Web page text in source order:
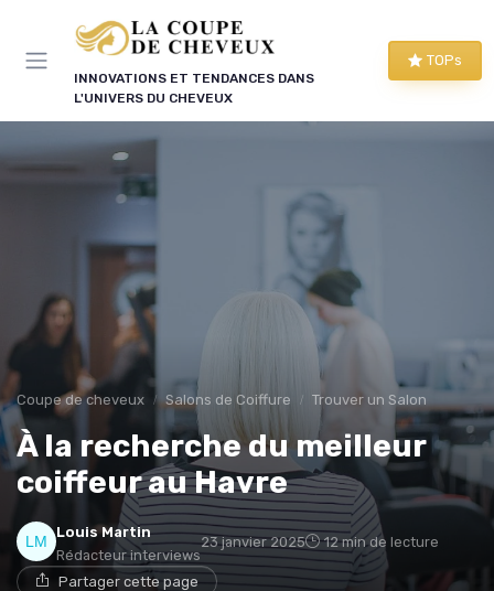
INNOVATIONS ET TENDANCES DANS
L'UNIVERS DU CHEVEUX
TOPs
Coupe de cheveux Salons de Coiffure Trouver un Salon
À la recherche du meilleur
coiffeur au Havre
Louis Martin
Rédacteur interviews
23 janvier 2025 12 min de lecture
Partager cette page